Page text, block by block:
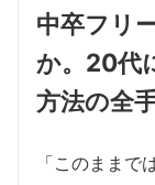
中卒フリ
か。20代
方法の全
「このままで